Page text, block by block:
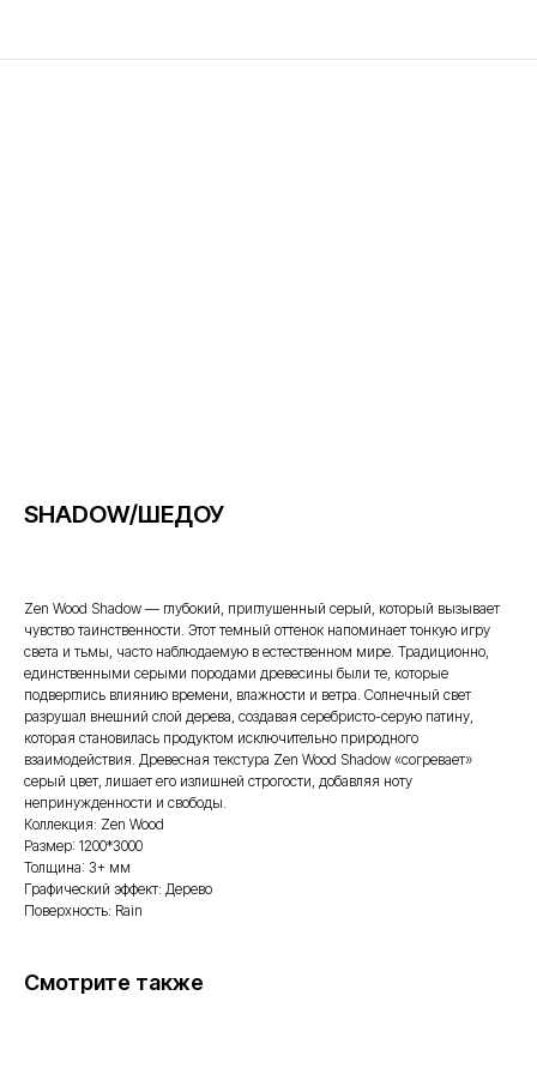
SHADOW/ШЕДОУ
Zen Wood Shadow — глубокий, приглушенный серый, который вызывает
чувство таинственности. Этот темный оттенок напоминает тонкую игру
света и тьмы, часто наблюдаемую в естественном мире. Традиционно,
единственными серыми породами древесины были те, которые
подверглись влиянию времени, влажности и ветра. Солнечный свет
разрушал внешний слой дерева, создавая серебристо-серую патину,
которая становилась продуктом исключительно природного
взаимодействия. Древесная текстура Zen Wood Shadow «согревает»
серый цвет, лишает его излишней строгости, добавляя ноту
непринужденности и свободы.
Коллекция: Zen Wood
Размер: 1200*3000
Толщина: 3+ мм
Графический эффект: Дерево
Поверхность: Rain
Смотрите также